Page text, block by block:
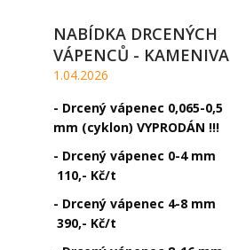
NABÍDKA DRCENÝCH
VÁPENCŮ - KAMENIVA
1.04.2026
- Drcený vápenec 0,065-0,5
mm (cyklon) VYPRODÁN !!!
- Drcený vápenec 0-4 mm
110,- Kč/t
- Drcený vápenec 4-8 mm
390,- Kč/t